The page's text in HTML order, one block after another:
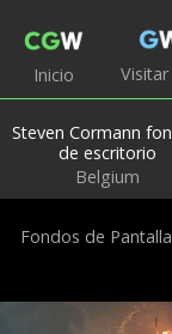
Inicio Visitar
Steven Cormann
de escritorio
Belgium
Fondos de